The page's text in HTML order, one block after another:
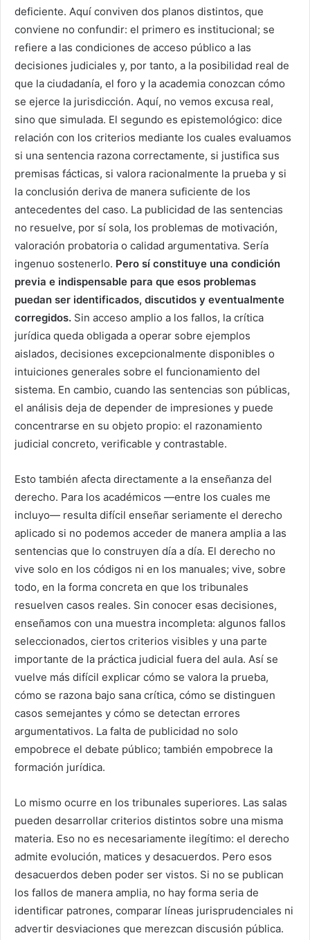
deficiente. Aquí conviven dos planos distintos, que
conviene no confundir: el primero es institucional; se
refiere a las condiciones de acceso público a las
decisiones judiciales y, por tanto, a la posibilidad real de
que la ciudadanía, el foro y la academia conozcan cómo
se ejerce la jurisdicción. Aquí, no vemos excusa real,
sino que simulada. El segundo es epistemológico: dice
relación con los criterios mediante los cuales evaluamos
si una sentencia razona correctamente, si justifica sus
premisas fácticas, si valora racionalmente la prueba y si
la conclusión deriva de manera suficiente de los
antecedentes del caso. La publicidad de las sentencias
no resuelve, por sí sola, los problemas de motivación,
valoración probatoria o calidad argumentativa. Sería
ingenuo sostenerlo. Pero sí constituye una condición
previa e indispensable para que esos problemas
puedan ser identificados, discutidos y eventualmente
corregidos. Sin acceso amplio a los fallos, la crítica
jurídica queda obligada a operar sobre ejemplos
aislados, decisiones excepcionalmente disponibles o
intuiciones generales sobre el funcionamiento del
sistema. En cambio, cuando las sentencias son públicas,
el análisis deja de depender de impresiones y puede
concentrarse en su objeto propio: el razonamiento
judicial concreto, verificable y contrastable.
Esto también afecta directamente a la enseñanza del
derecho. Para los académicos —entre los cuales me
incluyo— resulta difícil enseñar seriamente el derecho
aplicado si no podemos acceder de manera amplia a las
sentencias que lo construyen día a día. El derecho no
vive solo en los códigos ni en los manuales; vive, sobre
todo, en la forma concreta en que los tribunales
resuelven casos reales. Sin conocer esas decisiones,
enseñamos con una muestra incompleta: algunos fallos
seleccionados, ciertos criterios visibles y una parte
importante de la práctica judicial fuera del aula. Así se
vuelve más difícil explicar cómo se valora la prueba,
cómo se razona bajo sana crítica, cómo se distinguen
casos semejantes y cómo se detectan errores
argumentativos. La falta de publicidad no solo
empobrece el debate público; también empobrece la
formación jurídica.
Lo mismo ocurre en los tribunales superiores. Las salas
pueden desarrollar criterios distintos sobre una misma
materia. Eso no es necesariamente ilegítimo: el derecho
admite evolución, matices y desacuerdos. Pero esos
desacuerdos deben poder ser vistos. Si no se publican
los fallos de manera amplia, no hay forma seria de
identificar patrones, comparar líneas jurisprudenciales ni
advertir desviaciones que merezcan discusión pública.